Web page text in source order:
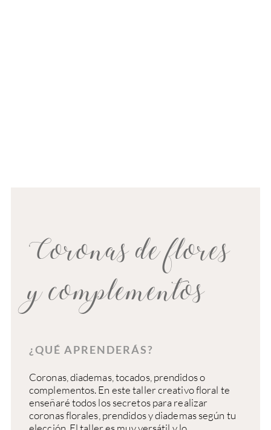
Coronas de flores
y complementos
¿QUÉ APRENDERÁS?
Coronas, diademas, tocados, prendidos o
complementos. En este taller creativo floral te
enseñaré todos los secretos para realizar
coronas florales, prendidos y diademas según tu